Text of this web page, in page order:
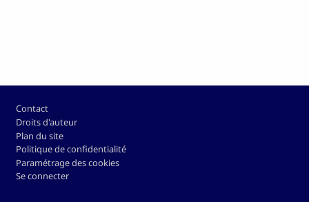
Pied de page
Contact
Droits d'auteur
Plan du site
Politique de confidentialité
Paramétrage des cookies
Se connecter